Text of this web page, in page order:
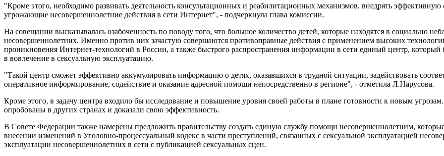
"Кроме этого, необходимо развивать деятельность консультационных и реабилитационных механизмов, внедрять
угрожающие несовершеннолетние действия в сети Интернет", - подчеркнула глава комиссии.
На совещании высказывалась озабоченность по поводу того, что большое количество детей, которые находятся в социально
несовершеннолетних. Именно против них зачастую совершаются противоправные действия с применением высоких
проникновения Интернет-технологий в России, а также быстрого распространения информации в сети единый центр,
в вовлечение в сексуальную эксплуатацию.
"Такой центр сможет эффективно аккумулировать информацию о детях, оказавшихся в трудной ситуации, задействовать
оперативное информирование, содействие и оказание адресной помощи непосредственно в регионе", - отметила Л.Нарусова.
Кроме этого, в задачу центра входило бы исследование и повышение уровня своей работы в плане готовности к новым
опробованы в других странах и доказали свою эффективность.
В Совете Федерации также намерены предложить правительству создать единую службу помощи несовершеннолетним,
внесении изменений в Уголовно-процессуальный кодекс в части преступлений, связанных с сексуальной эксплуатацией
эксплуатации несовершеннолетних в сети с публикацией сексуальных сцен.